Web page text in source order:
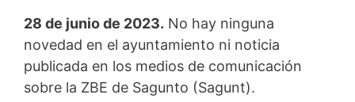
28 de junio de 2023. No hay ninguna
novedad en el ayuntamiento ni noticia
publicada en los medios de comunicación
sobre la ZBE de Sagunto (Sagunt).